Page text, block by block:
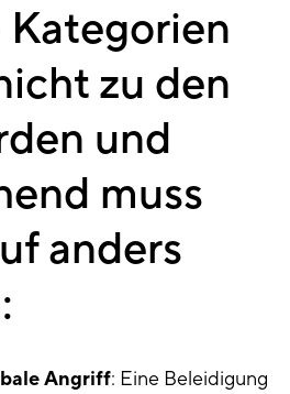
Kategorien
zu den
und
muss
anders
Angriff: Eine Beleidigung